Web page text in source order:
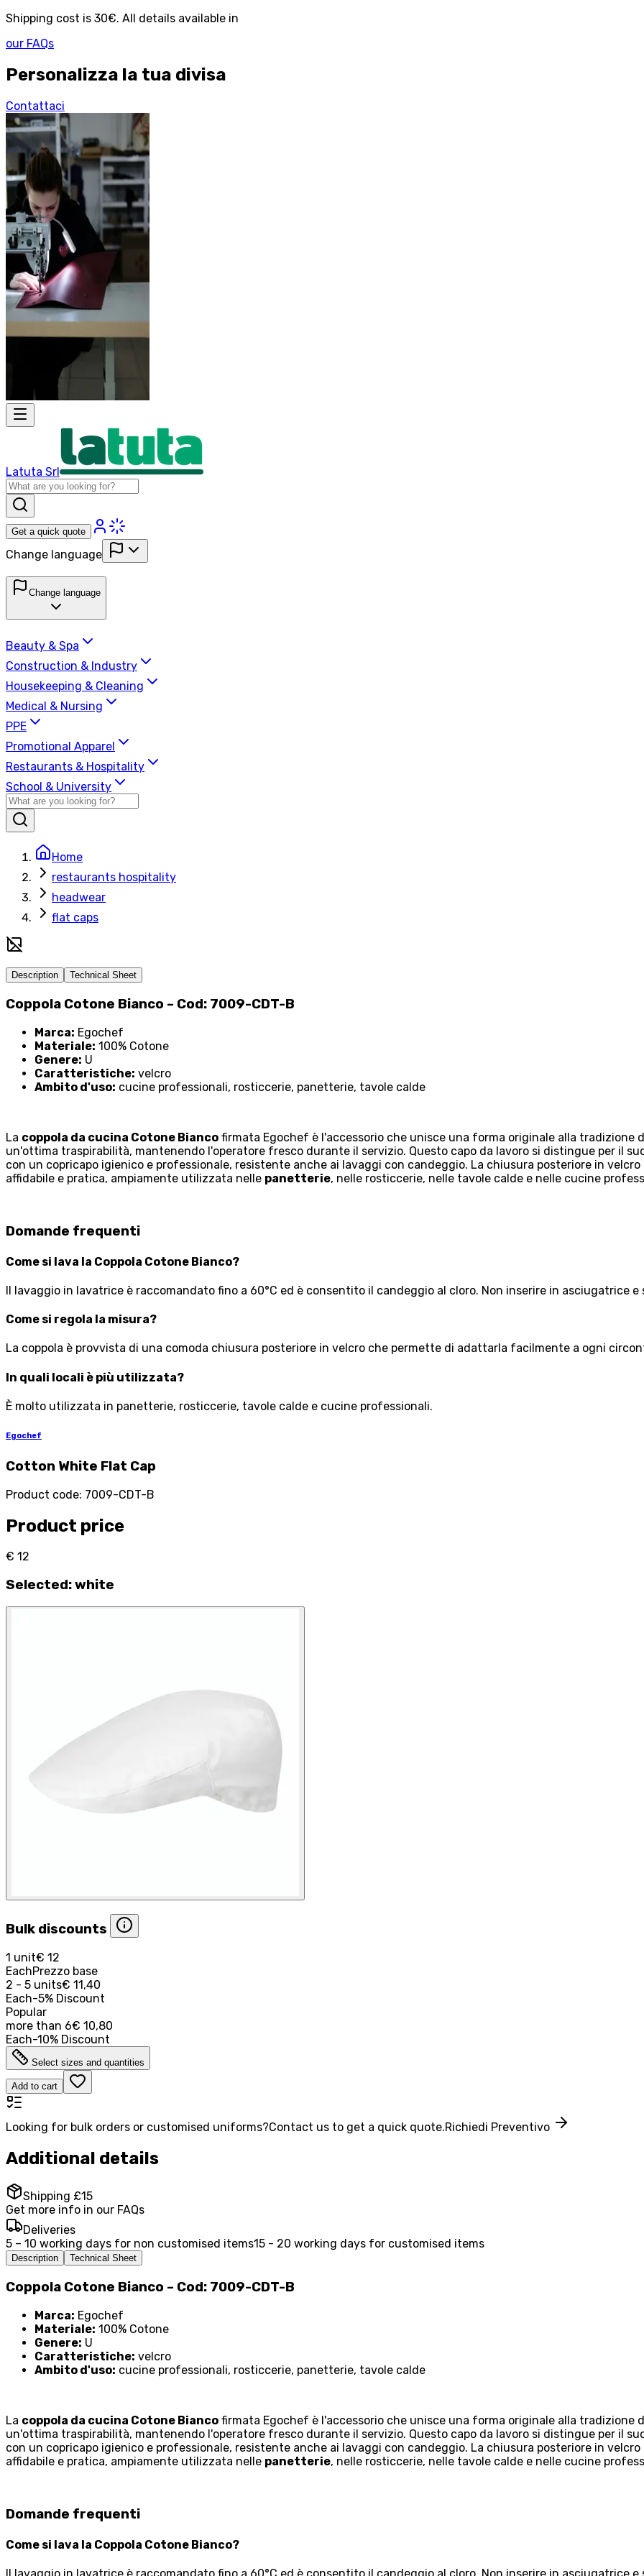
Shipping cost is 30€. All details available in
our FAQs
Personalizza la tua divisa
Contattaci
Latuta Srl
Get a quick quote
Change language
Change language
Beauty & Spa
Construction & Industry
Housekeeping & Cleaning
Medical & Nursing
PPE
Promotional Apparel
Restaurants & Hospitality
School & University
Home
restaurants hospitality
headwear
flat caps
Description Technical Sheet
Coppola Cotone Bianco – Cod: 7009-CDT-B
Marca: Egochef
Materiale: 100% Cotone
Genere: U
Caratteristiche: velcro
Ambito d'uso: cucine professionali, rosticcerie, panetterie, tavole calde
La coppola da cucina Cotone Bianco firmata Egochef è l'accessorio che unisce una forma originale alla tradizione
un'ottima traspirabilità, mantenendo l'operatore fresco durante il servizio. Questo capo da lavoro si distingue per il
con un copricapo igienico e professionale, resistente anche ai lavaggi con candeggio. La chiusura posteriore in
affidabile e pratica, ampiamente utilizzata nelle panetterie, nelle rosticcerie, nelle tavole calde e nelle cucine
Domande frequenti
Come si lava la Coppola Cotone Bianco?
Il lavaggio in lavatrice è raccomandato fino a 60°C ed è consentito il candeggio al cloro. Non inserire in asciugatrice
Come si regola la misura?
La coppola è provvista di una comoda chiusura posteriore in velcro che permette di adattarla facilmente a ogni
In quali locali è più utilizzata?
È molto utilizzata in panetterie, rosticcerie, tavole calde e cucine professionali.
Egochef
Cotton White Flat Cap
Product code: 7009-CDT-B
Product price
€ 12
Selected:white
Bulk discounts
1 unit€ 12
EachPrezzo base
2 - 5 units€ 11,40
Each-5% Discount
Popular
more than 6€ 10,80
Each-10% Discount
Select sizes and quantities
Add to cart
Looking for bulk orders or customised uniforms?Contact us to get a quick quote.Richiedi Preventivo
Additional details
Shipping £15
Get more info in our FAQs
Deliveries
5 – 10 working days for non customised items15 - 20 working days for customised items
Description Technical Sheet
Coppola Cotone Bianco – Cod: 7009-CDT-B
Marca: Egochef
Materiale: 100% Cotone
Genere: U
Caratteristiche: velcro
Ambito d'uso: cucine professionali, rosticcerie, panetterie, tavole calde
La coppola da cucina Cotone Bianco firmata Egochef è l'accessorio che unisce una forma originale alla tradizione
un'ottima traspirabilità, mantenendo l'operatore fresco durante il servizio. Questo capo da lavoro si distingue per il
con un copricapo igienico e professionale, resistente anche ai lavaggi con candeggio. La chiusura posteriore in
affidabile e pratica, ampiamente utilizzata nelle panetterie, nelle rosticcerie, nelle tavole calde e nelle cucine
Domande frequenti
Come si lava la Coppola Cotone Bianco?